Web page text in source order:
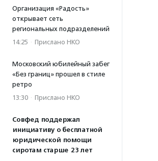
Организация «Радость»
открывает сеть
региональных подразделений
14:25 · Прислано НКО
Московский юбилейный забег
«Без границ» прошел в стиле
ретро
13:30 · Прислано НКО
Совфед поддержал
инициативу о бесплатной
юридической помощи
сиротам старше 23 лет